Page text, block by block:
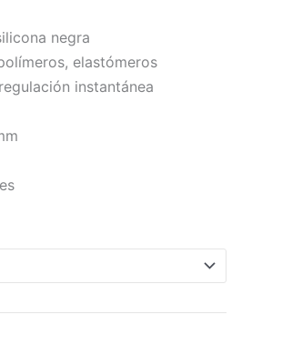
negra
elastómeros
instantánea